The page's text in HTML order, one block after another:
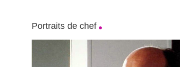
Portraits de chef